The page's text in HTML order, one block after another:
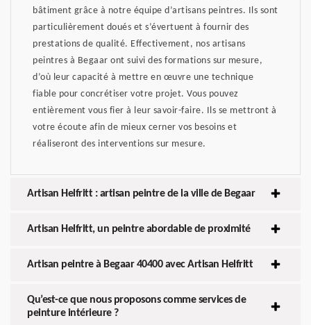
bâtiment grâce à notre équipe d’artisans peintres. Ils sont
particulièrement doués et s’évertuent à fournir des
prestations de qualité. Effectivement, nos artisans
peintres à Begaar ont suivi des formations sur mesure,
d’où leur capacité à mettre en œuvre une technique
fiable pour concrétiser votre projet. Vous pouvez
entièrement vous fier à leur savoir-faire. Ils se mettront à
votre écoute afin de mieux cerner vos besoins et
réaliseront des interventions sur mesure.
Artisan Helfritt : artisan peintre de la ville de Begaar
Artisan Helfritt, un peintre abordable de proximité
Artisan peintre à Begaar 40400 avec Artisan Helfritt
Qu’est-ce que nous proposons comme services de
peinture intérieure ?